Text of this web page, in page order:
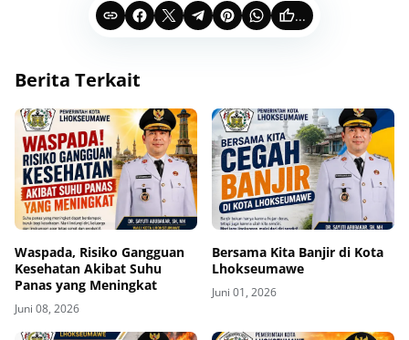
...
Berita Terkait
Waspada, Risiko Gangguan
Kesehatan Akibat Suhu
Panas yang Meningkat
Juni 08, 2026
Bersama Kita Banjir di Kota
Lhokseumawe
Juni 01, 2026